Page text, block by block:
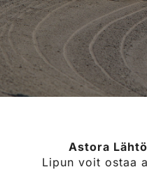
Astora
Lipun voit ostaa